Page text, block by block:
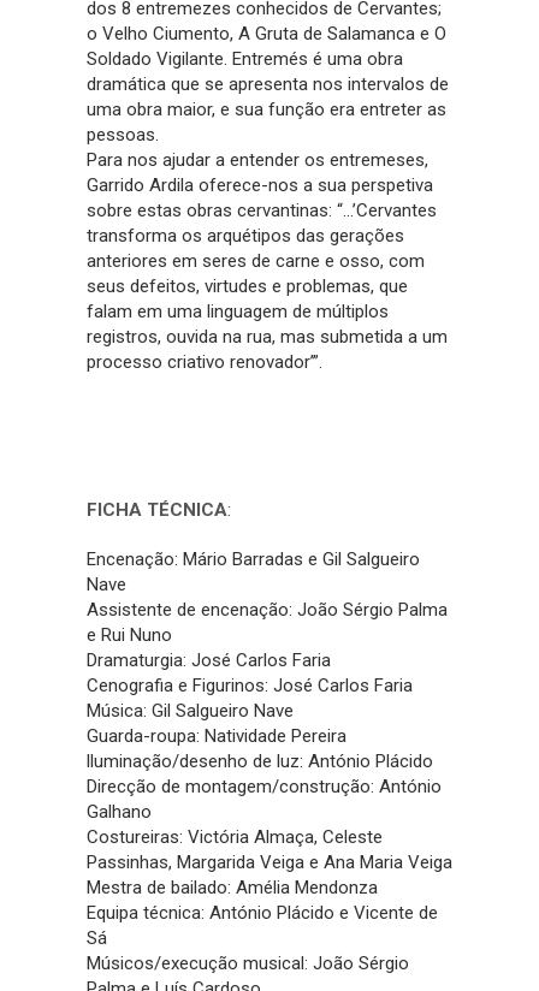
dos 8 entremezes conhecidos de Cervantes;
o Velho Ciumento, A Gruta de Salamanca e O
Soldado Vigilante. Entremés é uma obra
dramática que se apresenta nos intervalos de
uma obra maior, e sua função era entreter as
pessoas.
Para nos ajudar a entender os entremeses,
Garrido Ardila oferece-nos a sua perspetiva
sobre estas obras cervantinas: “…’Cervantes
transforma os arquétipos das gerações
anteriores em seres de carne e osso, com
seus defeitos, virtudes e problemas, que
falam em uma linguagem de múltiplos
registros, ouvida na rua, mas submetida a um
processo criativo renovador’”.
FICHA TÉCNICA:
Encenação: Mário Barradas e Gil Salgueiro
Nave
Assistente de encenação: João Sérgio Palma
e Rui Nuno
Dramaturgia: José Carlos Faria
Cenografia e Figurinos: José Carlos Faria
Música: Gil Salgueiro Nave
Guarda-roupa: Natividade Pereira
lluminação/desenho de luz: António Plácido
Direcção de montagem/construção: António
Galhano
Costureiras: Victória Almaça, Celeste
Passinhas, Margarida Veiga e Ana Maria Veiga
Mestra de bailado: Amélia Mendonza
Equipa técnica: António Plácido e Vicente de
Sá
Músicos/execução musical: João Sérgio